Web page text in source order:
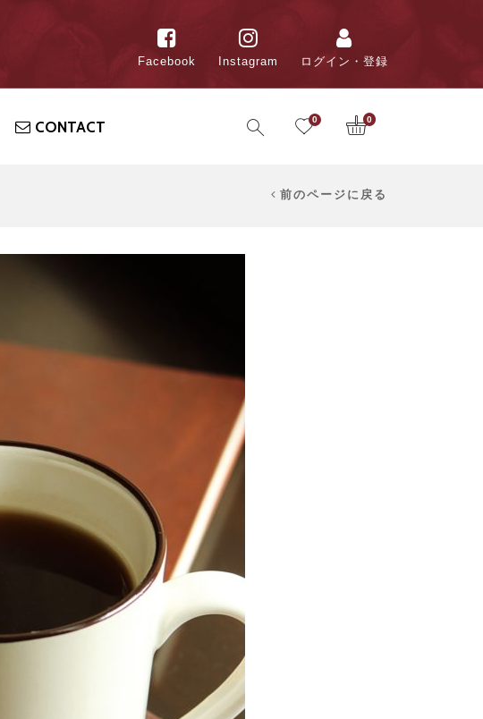
Facebook Instagram ログイン・登録
CONTACT 0 0
前のページに戻る